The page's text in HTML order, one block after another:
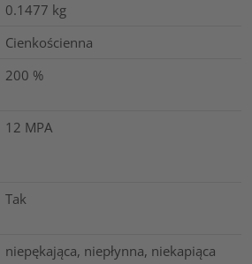
0.1477 kg
Cienkościenna
200 %
12 MPA
Tak
niepękająca, niepłynna, niekapiąca